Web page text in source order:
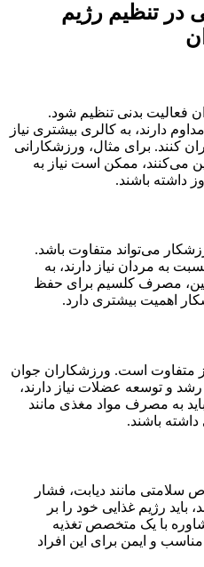
در تنظیم رژیم
فعالیت بدنی تنظیم شود.
دارند، به کالری بیشتری نیاز
کنند. برای مثال، ورزشکارانی
می‌کنند، ممکن است نیاز به
می‌تواند متفاوت باشد.
به مردان نیاز دارند، به
مصرف کلسیم برای حفظ
اهمیت بیشتری دارد.
متفاوت است. ورزشکاران جوان
و توسعه عضلات نیاز دارند،
به مصرف مواد مغذی مانند
سلامتی مانند دیابت، فشار
باید رژیم غذایی خود را بر
با یک متخصص تغذیه
و ایمن برای این افراد